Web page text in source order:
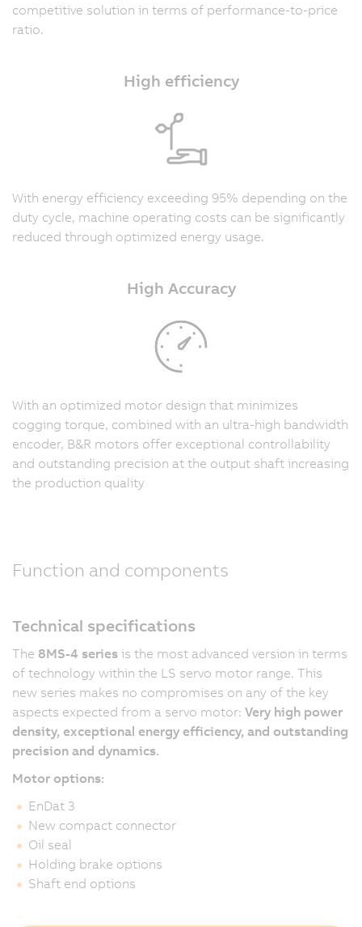
competitive solution in terms of performance-to-price
ratio.
High efficiency
With energy efficiency exceeding 95% depending on the
duty cycle, machine operating costs can be significantly
reduced through optimized energy usage.
High Accuracy
With an optimized motor design that minimizes
cogging torque, combined with an ultra-high bandwidth
encoder, B&R motors offer exceptional controllability
and outstanding precision at the output shaft increasing
the production quality
Function and components
Technical specifications
The 8MS-4 series is the most advanced version in terms
of technology within the LS servo motor range. This
new series makes no compromises on any of the key
aspects expected from a servo motor: Very high power
density, exceptional energy efficiency, and outstanding
precision and dynamics.
Motor options:
EnDat 3
New compact connector
Oil seal
Holding brake options
Shaft end options